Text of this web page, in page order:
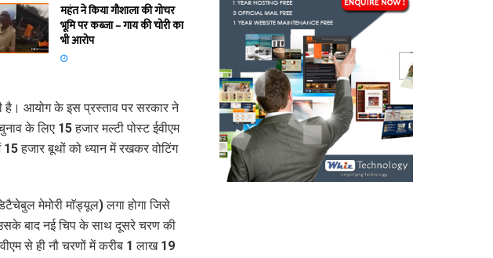
महंत ने किया गौशाला की गोचर
भूमि पर कब्जा – गाय की चोरी का
भी आरोप
है। आयोग के इस प्रस्ताव पर सरकार ने
के लिए 15 हजार मल्टी पोस्ट ईवीएम
हजार बूथों को ध्यान में रखकर वोटिंग
मेमोरी माॅड्यूल) लगा होगा जिसे
बाद नई चिप के साथ दूसरे चरण की
से ही नौ चरणों में करीब 1 लाख 19